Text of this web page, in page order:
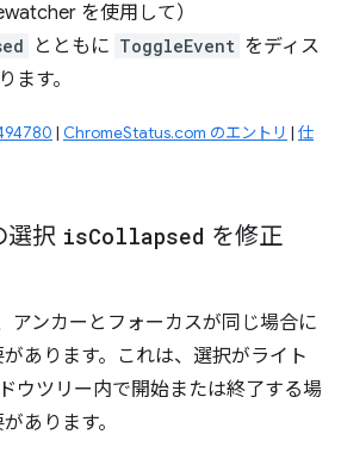
を使用して）
とともに ToggleEvent をディス
ます。
| ChromeStatus.com のエントリ | 仕
選択 isCollapsed を修正
アンカーとフォーカスが同じ場合に
あります。これは、選択がライト
ウツリー内で開始または終了する場
あります。